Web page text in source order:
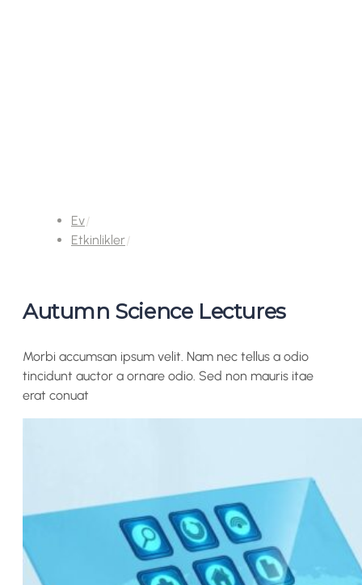
Ev
Etkinlikler
Autumn Science Lectures
Morbi accumsan ipsum velit. Nam nec tellus a odio
tincidunt auctor a ornare odio. Sed non mauris itae
erat conuat